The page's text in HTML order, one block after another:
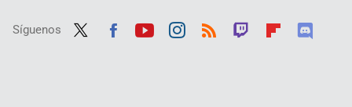
Síguenos